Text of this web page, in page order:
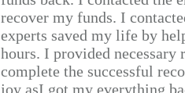
recover my funds. I
experts saved my life by
hours. I provided
complete the successful
joy asI got my everything